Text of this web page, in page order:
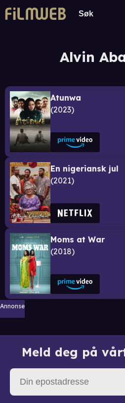
Alvin
Atunwa
2023
En nigeriansk jul
2021
Moms at War
2018
Annonse
Meld deg på